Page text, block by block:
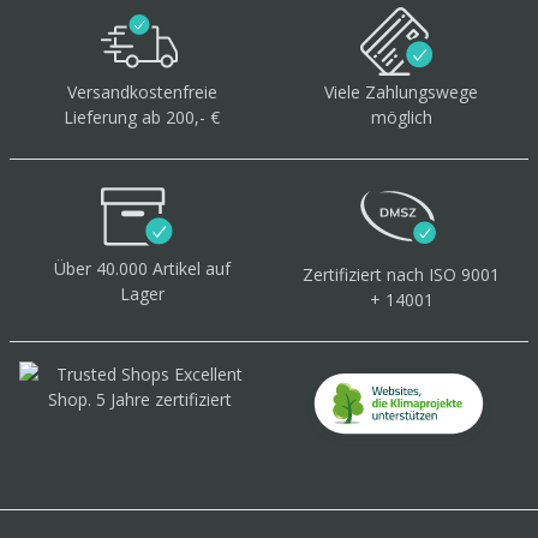
Versandkostenfreie
Lieferung ab 200,- €
Viele Zahlungswege
möglich
Über 40.000 Artikel auf
Lager
Zertifiziert nach ISO 9001
+ 14001